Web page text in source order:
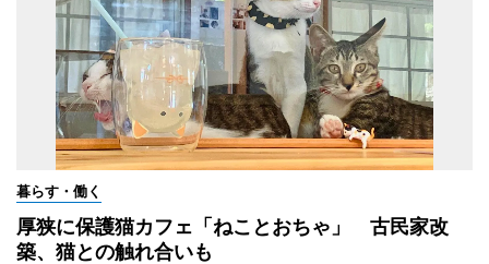
暮らす・働く
厚狭に保護猫カフェ「ねことおちゃ」 古民家改
築、猫との触れ合いも